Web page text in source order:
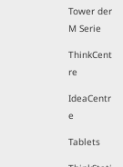
Tower der
M Serie
ThinkCent
re
IdeaCentr
e
Tablets